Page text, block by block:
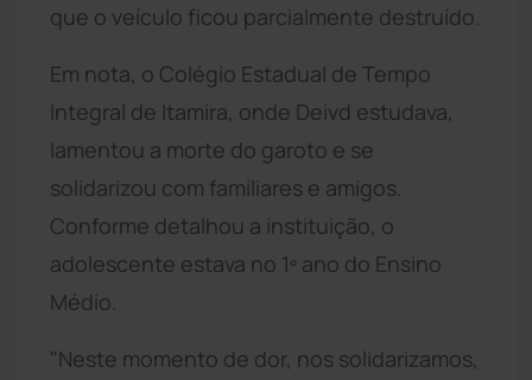
que o veículo ficou parcialmente destruído.
Em nota, o Colégio Estadual de Tempo
Integral de Itamira, onde Deivd estudava,
lamentou a morte do garoto e se
solidarizou com familiares e amigos.
Conforme detalhou a instituição, o
adolescente estava no 1º ano do Ensino
Médio.
"Neste momento de dor, nos solidarizamos,